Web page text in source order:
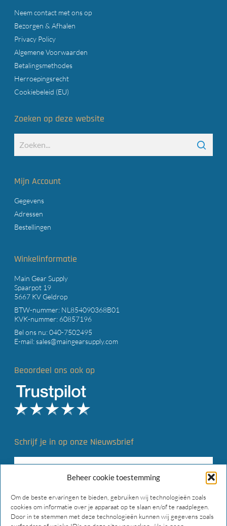
Beheer cookie toestemming
Om de beste ervaringen te bieden, gebruiken wij technologieën zoals
cookies om informatie over je apparaat op te slaan en/of te raadplegen.
Door in te stemmen met deze technologieën kunnen wij gegevens zoals
Neem contact met ons op
Bezorgen & Afhalen
Privacy Policy
Algemene Voorwaarden
Betalingsmethodes
Herroepingsrecht
Cookiebeleid (EU)
Zoeken op deze website
Mijn Account
Gegevens
Adressen
Bestellingen
Winkelinformatie
Main Gear Supply
Spaarpot 19
5667 KV Geldrop
BTW-nummer: NL854090368B01
KVK-nummer: 60857196
Bel ons nu:040-7502495
E-mail:sales@maingearsupply.com
Beoordeel ons ook op
Schrijf je in op onze Nieuwsbrief